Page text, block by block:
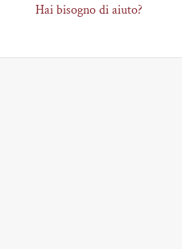
Hai bisogno di aiuto?